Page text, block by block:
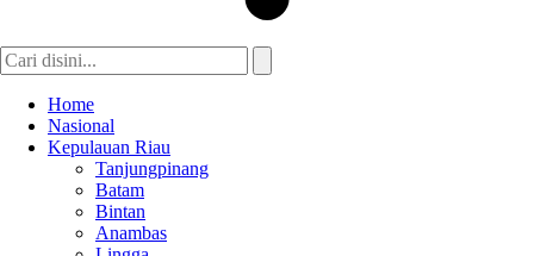
Home
Nasional
Kepulauan Riau
Tanjungpinang
Batam
Bintan
Anambas